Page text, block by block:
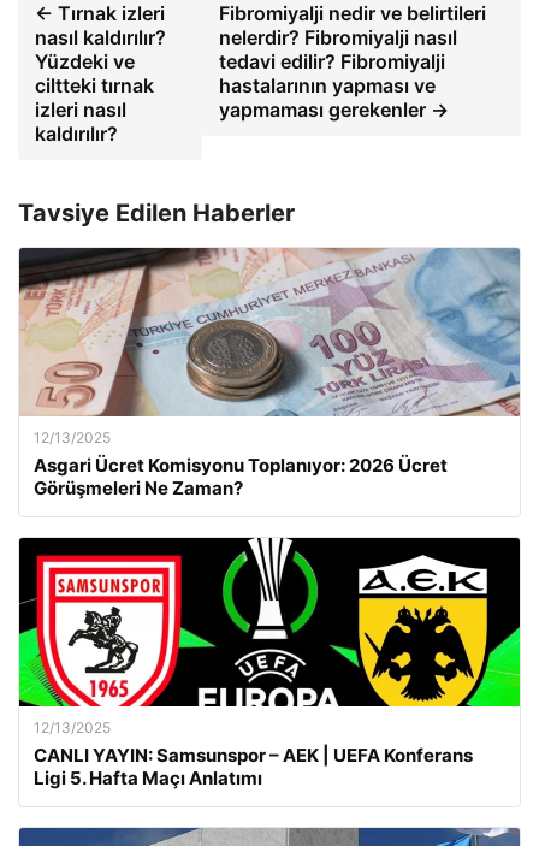
← Tırnak izleri
nasıl kaldırılır?
Yüzdeki ve
ciltteki tırnak
izleri nasıl
kaldırılır?
Fibromiyalji nedir ve belirtileri
nelerdir? Fibromiyalji nasıl
tedavi edilir? Fibromiyalji
hastalarının yapması ve
yapmaması gerekenler →
Tavsiye Edilen Haberler
12/13/2025
Asgari Ücret Komisyonu Toplanıyor: 2026 Ücret
Görüşmeleri Ne Zaman?
12/13/2025
CANLI YAYIN: Samsunspor – AEK | UEFA Konferans
Ligi 5. Hafta Maçı Anlatımı